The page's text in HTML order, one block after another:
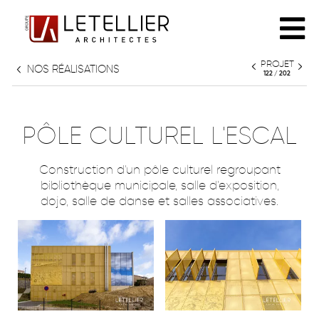
L'AGENCE
PARTENAIRES
RÉALISATIONS
TOUT
HABITAT INDIVIDUEL
HABITAT COLLECTIF
PATRIMOINE
PÔLE CULTUREL L'ESCAL
Construction d'un pôle culturel regroupant
bibliothèque municipale, salle d’exposition,
dojo, salle de danse et salles associatives.
NOS RÉALISATIONS PROJET
122 / 202